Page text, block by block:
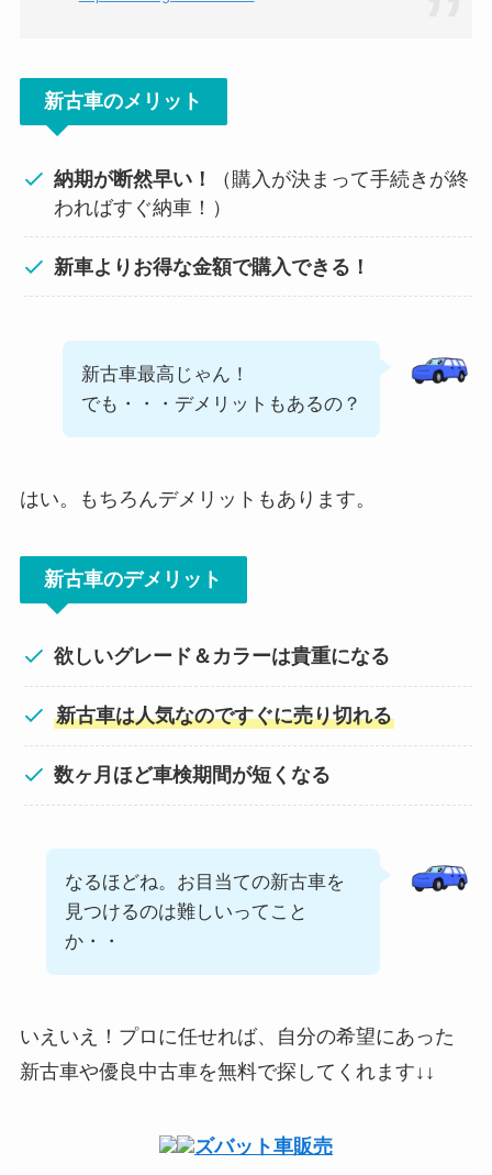
新古車のメリット
納期が断然早い！
（購入が決まって手続きが終
わればすぐ納車！）
新車よりお得な金額で購入できる！
新古車最高じゃん！
でも・・・デメリットもあるの？
はい。もちろんデメリットもあります。
新古車のデメリット
欲しいグレード＆カラーは貴重になる
新古車は人気なのですぐに売り切れる
数ヶ月ほど車検期間が短くなる
なるほどね。お目当ての新古車を
見つけるのは難しいってこと
か・・
いえいえ！プロに任せれば、自分の希望にあった
新古車や優良中古車を無料で探してくれます↓↓
ズバット車販売